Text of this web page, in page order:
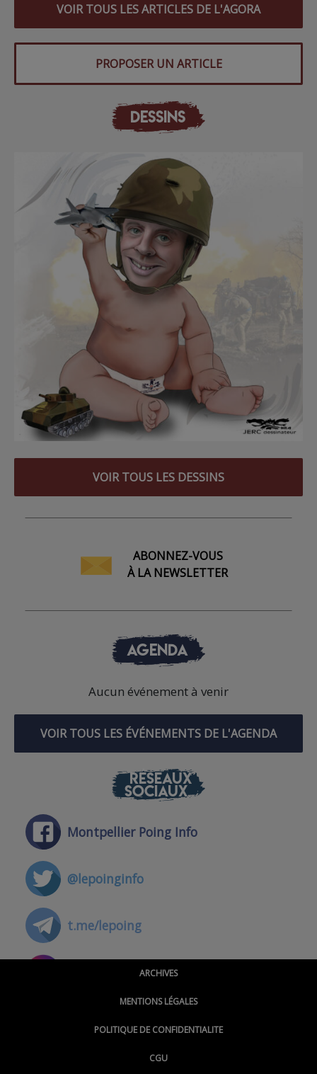
VOIR TOUS LES ARTICLES DE L'AGORA
PROPOSER UN ARTICLE
DESSINS
VOIR TOUS LES DESSINS
ABONNEZ-VOUS
À LA NEWSLETTER
AGENDA
Aucun événement à venir
VOIR TOUS LES ÉVÉNEMENTS DE L'AGENDA
RÉSEAUX
SOCIAUX
Montpellier Poing Info
@lepoinginfo
t.me/lepoing
@montpellierpoinginfo
@LePoingMontpellier
ARCHIVES
MENTIONS LÉGALES
POLITIQUE DE CONFIDENTIALITE
CGU